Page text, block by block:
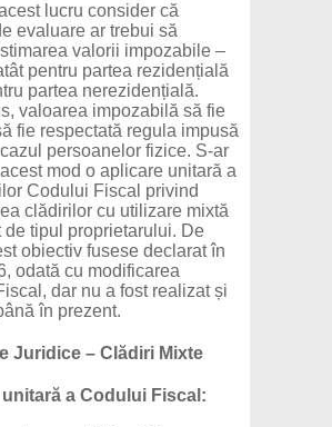
lucru consider că
evaluare ar trebui să
valorii impozabile –
pentru partea rezidențială
partea nerezidențială.
valoarea impozabilă să fie
fie respectată regula impusă
persoanelor fizice. S-ar
mod o aplicare unitară a
Codului Fiscal privind
clădirilor cu utilizare mixtă
de tipul proprietarului. De
obiectiv fusese declarat în
odată cu modificarea
dar nu a fost realizat și
în prezent.
Juridice – Clădiri Mixte
a Codului Fiscal: